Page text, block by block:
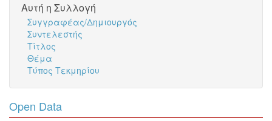
Αυτή η Συλλογή
Συγγραφέας/Δημιουργός
Συντελεστής
Τίτλος
Θέμα
Τύπος Τεκμηρίου
Open Data